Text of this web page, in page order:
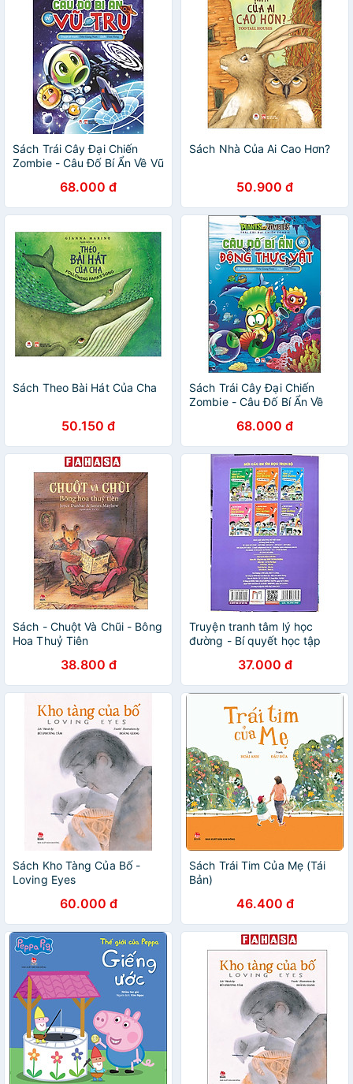
Sách Trái Cây Đại Chiến
Zombie - Câu Đố Bí Ẩn Về Vũ
68.000 đ
Sách Nhà Của Ai Cao Hơn?
50.900 đ
Sách Theo Bài Hát Của Cha
50.150 đ
Sách Trái Cây Đại Chiến
Zombie - Câu Đố Bí Ẩn Về
68.000 đ
Sách - Chuột Và Chũi - Bông
Hoa Thuỷ Tiên
38.800 đ
Truyện tranh tâm lý học
đường - Bí quyết học tập
37.000 đ
Sách Kho Tàng Của Bố -
Loving Eyes
60.000 đ
Sách Trái Tim Của Mẹ (Tái
Bản)
46.400 đ